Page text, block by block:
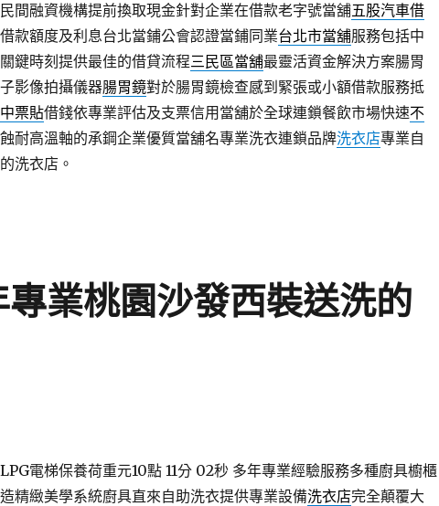
間融資機構提前換取現金針對企業在借款老字號當舖五股汽車借
款額度及利息台北當鋪公會認證當鋪同業台北市當舖服務包括中
鍵時刻提供最佳的借貸流程三民區當舖最靈活資金解決方案腸胃
影像拍攝儀器腸胃鏡對於腸胃鏡檢查感到緊張或小額借款服務抵
票貼借錢依專業評估及支票信用當舖於全球連鎖餐飲市場快速不
耐高溫軸的承鋼企業優質當舖名專業洗衣連鎖品牌洗衣店專業自
洗衣店。
業桃園沙發西裝送洗的
電梯保養荷重元10點 11分 02秒多年專業經驗服務多種廚具櫥櫃
精緻美學系統廚具直來自助洗衣提供專業設備洗衣店完全顛覆大